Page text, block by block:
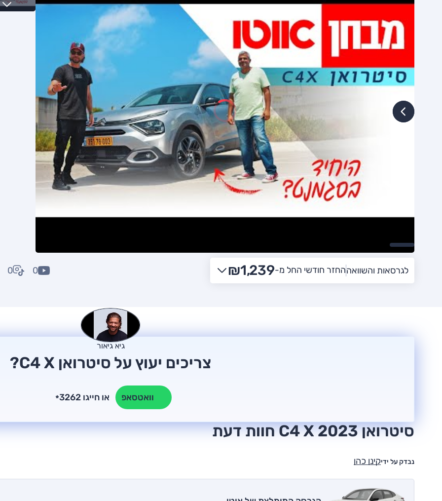
לגרסאות והשוואההחזר חודשי החל מ-₪1,239
0
0
גיא גיאור
צריכים יעוץ על סיטרואן C4 X?
וואטסאפ * או חייגו 3262
סיטרואן C4 X 2023 חוות דעת
נבדק על ידיקינן כהן